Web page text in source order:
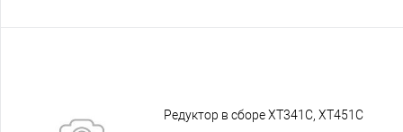
Редуктор в сборе XT341C, XT451C